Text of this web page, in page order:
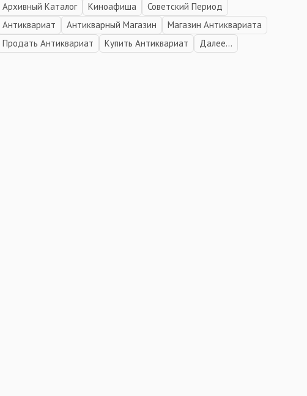
Архивный Каталог Киноафиша
Советский Период
Антиквариат
Антикварный Магазин
Магазин Антиквариата
Продать Антиквариат
Купить Антиквариат Далее...